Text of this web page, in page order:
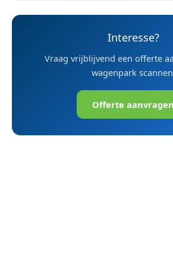
Interesse?
Vraag vrijblijvend een offerte
wagenpark
Offerte aanvragen